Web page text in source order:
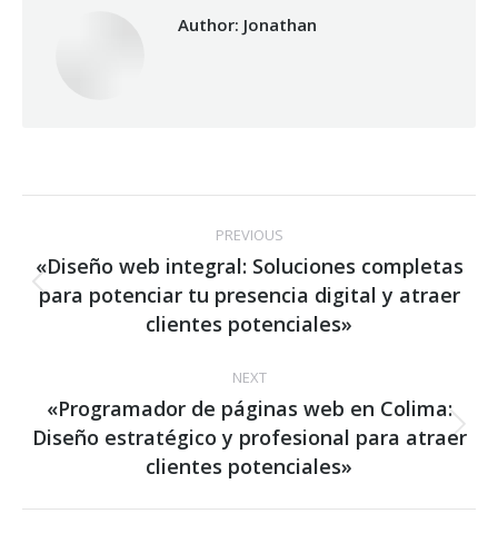
Author: Jonathan
navigation
PREVIOUS
Previous
post:
«Diseño web integral: Soluciones completas
para potenciar tu presencia digital y atraer
clientes potenciales»
NEXT
Next
post:
«Programador de páginas web en Colima:
Diseño estratégico y profesional para atraer
clientes potenciales»